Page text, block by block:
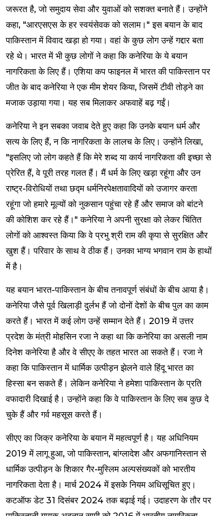
जरूरत है, जो समुदाय सेवा और युवाओं को सशक्त बनाते हैं। उन्होंने
कहा, "आरएसएस के हर स्वयंसेवक को सलाम।" इस बयान के बाद
पाकिस्तान में विवाद खड़ा हो गया। वहां के कुछ लोग उन्हें गद्दार बता
रहे थे। भारत में भी कुछ लोगों ने कहा कि कनेरिया के ये बयान
नागरिकता के लिए हैं। एशिया कप फाइनल में भारत की पाकिस्तान पर
जीत के बाद कनेरिया ने एक मीम शेयर किया, जिसमें टीवी तोड़ने का
मजाक उड़ाया गया। यह सब मिलाकर अफवाहें बढ़ गईं।
कनेरिया ने इन सबका जवाब देते हुए कहा कि उनके बयान धर्म और
सत्य के लिए हैं, न कि नागरिकता के लालच के लिए। उन्होंने लिखा,
"इसलिए जो लोग कहते हैं कि मेरे शब्द या कार्य नागरिकता की इच्छा से
प्रेरित हैं, वे पूरी तरह गलत हैं। मैं धर्म के लिए खड़ा रहूंगा और उन
राष्ट्र-विरोधियों तथा छद्म धर्मनिरपेक्षतावादियों को उजागर करता
रहूंगा जो हमारे मूल्यों को नुकसान पहुंचा रहे हैं और समाज को बांटने
की कोशिश कर रहे हैं।" कनेरिया ने अपनी सुरक्षा को लेकर चिंतित
लोगों को आश्वस्त किया कि वे प्रभु श्री राम की कृपा से सुरक्षित और
खुश हैं। परिवार के साथ वे ठीक हैं। उनका भाग्य भगवान राम के हाथों
में है।
यह बयान भारत-पाकिस्तान के बीच तनावपूर्ण संबंधों के बीच आया है।
कनेरिया जैसे पूर्व खिलाड़ी दुर्लभ हैं जो दोनों देशों के बीच पुल का काम
करते हैं। भारत में कई लोग उन्हें सम्मान देते हैं। 2019 में उत्तर
प्रदेश के मंत्री मोहसिन रजा ने कहा था कि कनेरिया का असली नाम
दिनेश कनेरिया है और वे सीएए के तहत भारत आ सकते हैं। रजा ने
कहा कि पाकिस्तान में धार्मिक उत्पीड़न झेलने वाले हिंदू भारत का
हिस्सा बन सकते हैं। लेकिन कनेरिया ने हमेशा पाकिस्तान के प्रति
वफादारी दिखाई है। उन्होंने कहा कि वे पाकिस्तान के लिए सब कुछ दे
चुके हैं और गर्व महसूस करते हैं।
सीएए का जिक्र कनेरिया के बयान में महत्वपूर्ण है। यह अधिनियम
2019 में लागू हुआ, जो पाकिस्तान, बांग्लादेश और अफगानिस्तान से
धार्मिक उत्पीड़न के शिकार गैर-मुस्लिम अल्पसंख्यकों को भारतीय
नागरिकता देता है। मार्च 2024 में इसके नियम अधिसूचित हुए।
कटऑफ डेट 31 दिसंबर 2024 तक बढ़ाई गई। उदाहरण के तौर पर